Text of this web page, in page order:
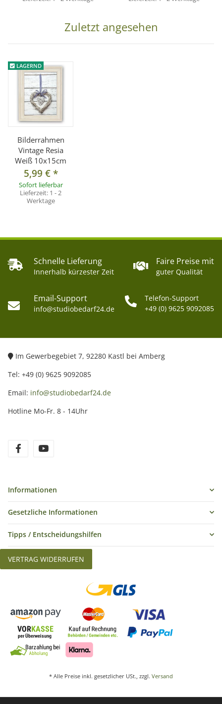
Zuletzt angesehen
LAGERND
Bilderrahmen
Vintage Resia
Weiß 10x15cm
5,99 €*
Sofort lieferbar
Lieferzeit: 1 - 2
Werktage
Schnelle Lieferung
Innerhalb kürzester Zeit
Faire Preise mit
guter Qualität
Email-Support
info@studiobedarf24.de
Telefon-Support
+49 (0) 9625 9092085
Im Gewerbegebiet 7, 92280 Kastl bei Amberg
Tel: +49 (0) 9625 9092085
Email: info@studiobedarf24.de
Hotline Mo-Fr. 8 - 14Uhr
Informationen
Gesetzliche Informationen
Tipps / Entscheidungshilfen
VERTRAG WIDERRUFEN
* Alle Preise inkl. gesetzlicher USt., zzgl. Versand